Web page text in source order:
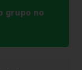
grupo no